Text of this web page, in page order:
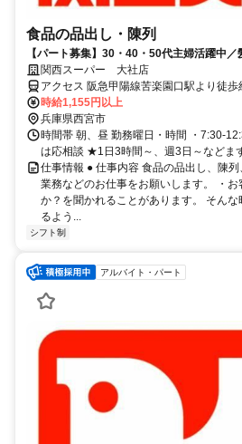
食品の品出し・陳列
【パート募集】30・40・50代主婦活躍中
有)、嬉しいお買い物特典あり♪
関西スーパー 大社店
アクセス 阪急甲陽線苦楽園口駅より徒歩
時給1,155円以上
兵庫県西宮市
時間帯 朝、昼 勤務曜日・時間 ・7:30-
は応相談 ★1日3時間～、週3日～などま
仕事情報 ● 仕事内容 食品の品出し、陳
業務などのお仕事をお願いします。 ・
か？を聞かれることがあります。 そん
るよう...
シフト制
アルバイト・パート